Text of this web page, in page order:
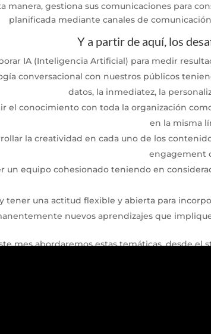
manera, gestiona sus comunicaciones para
planificada mediante canales de
Y a partir de aquí, los
IA (Inteligencia Artificial) para medir
conversacional con nuestros públicos
datos, la inmediatez, la
el conocimiento con toda la organización
en la misma
la creatividad en cada uno de los
engagement
un equipo cohesionado teniendo en
tener una actitud flexible y abierta para
nuevos aprendizajes que
mes abordaremos estas temáticas, desde